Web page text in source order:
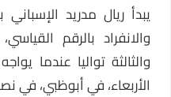
يبدأ ريال مدريد الإسباني
والانفراد بالرقم القياسي،
والثالثة تواليا عندما يواجه
الأربعاء، في أبوظبي، في